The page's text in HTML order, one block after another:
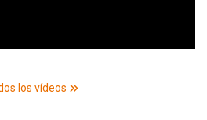
los vídeos